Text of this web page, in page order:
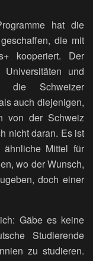
hat die
die mit
kooperiert. Der
und
die Schweizer
auch diejenigen,
von der Schweiz
nicht daran. Es ist
Mittel für
wo der Wunsch,
doch einer
Gäbe es keine
Studierende
zu studieren.